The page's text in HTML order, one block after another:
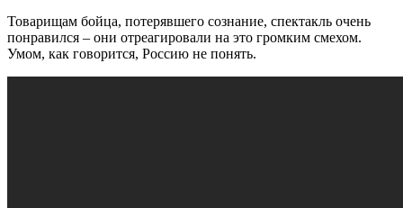
Товарищам бойца, потерявшего сознание, спектакль очень
понравился – они отреагировали на это громким смехом.
Умом, как говорится, Россию не понять.